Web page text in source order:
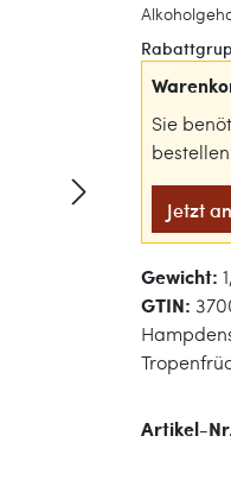
Sie
bestellen.
Jetzt
Gewicht:
GTIN:
Artikel-